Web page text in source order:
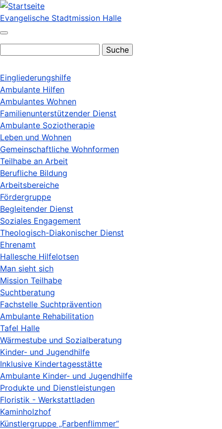
Direkt
zum
Inhalt
Evangelische Stadtmission Halle
Hauptnavigation
Eingliederungshilfe
Ambulante Hilfen
Ambulantes Wohnen
Familienunterstützender Dienst
Ambulante Soziotherapie
Leben und Wohnen
Gemeinschaftliche Wohnformen
Teilhabe an Arbeit
Berufliche Bildung
Arbeitsbereiche
Fördergruppe
Begleitender Dienst
Soziales Engagement
Theologisch-Diakonischer Dienst
Ehrenamt
Hallesche Hilfelotsen
Man sieht sich
Mission Teilhabe
Suchtberatung
Fachstelle Suchtprävention
Ambulante Rehabilitation
Tafel Halle
Wärmestube und Sozialberatung
Kinder- und Jugendhilfe
Inklusive Kindertagesstätte
Ambulante Kinder- und Jugendhilfe
Produkte und Dienstleistungen
Floristik - Werkstattladen
Kaminholzhof
Künstlergruppe „Farbenflimmer“